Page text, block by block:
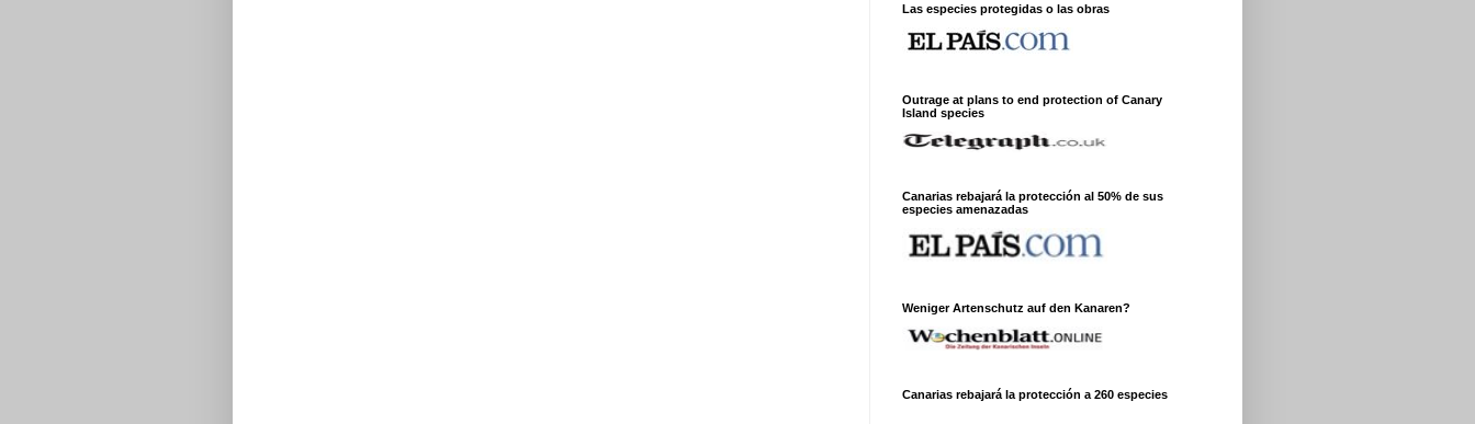
Las especies protegidas o las obras
Outrage at plans to end protection of Canary
Island species
Canarias rebajará la protección al 50% de sus
especies amenazadas
Weniger Artenschutz auf den Kanaren?
Canarias rebajará la protección a 260 especies